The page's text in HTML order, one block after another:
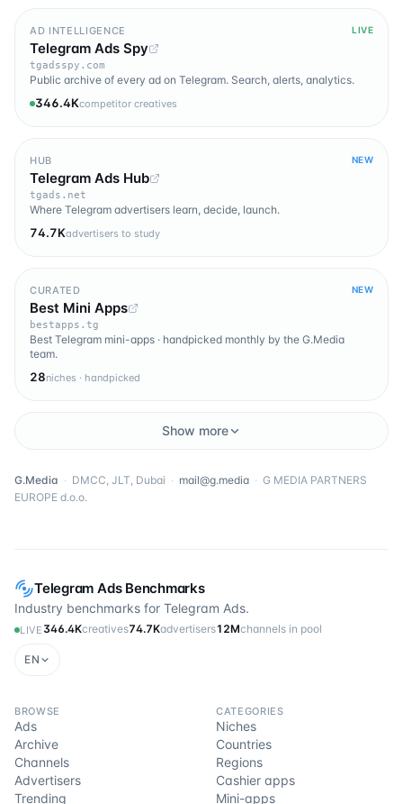
Telegram Ads Benchmarks
Industry benchmarks for Telegram Ads.
LIVE 346.4Kcreatives74.7Kadvertisers12Mchannels in pool
EN
BROWSE
Ads
Archive
Channels
Advertisers
Trending
CATEGORIES
Niches
Countries
Regions
Cashier apps
Mini-apps
AD INTELLIGENCE LIVE
Telegram Ads Spy
tgadsspy.com
Public archive of every ad on Telegram. Search, alerts, analytics.
346.4Kcompetitor creatives
HUB NEW
Telegram Ads Hub
tgads.net
Where Telegram advertisers learn, decide, launch.
74.7Kadvertisers to study
CURATED NEW
Best Mini Apps
bestapps.tg
Best Telegram mini-apps · handpicked monthly by the G.Media
team.
28niches · handpicked
Show more
G.Media · DMCC, JLT, Dubai · mail@g.media · G MEDIA PARTNERS
EUROPE d.o.o.